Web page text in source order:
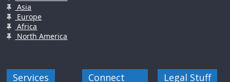
Asia
Europe
Africa
North America
Services
Connect
Legal Stuff